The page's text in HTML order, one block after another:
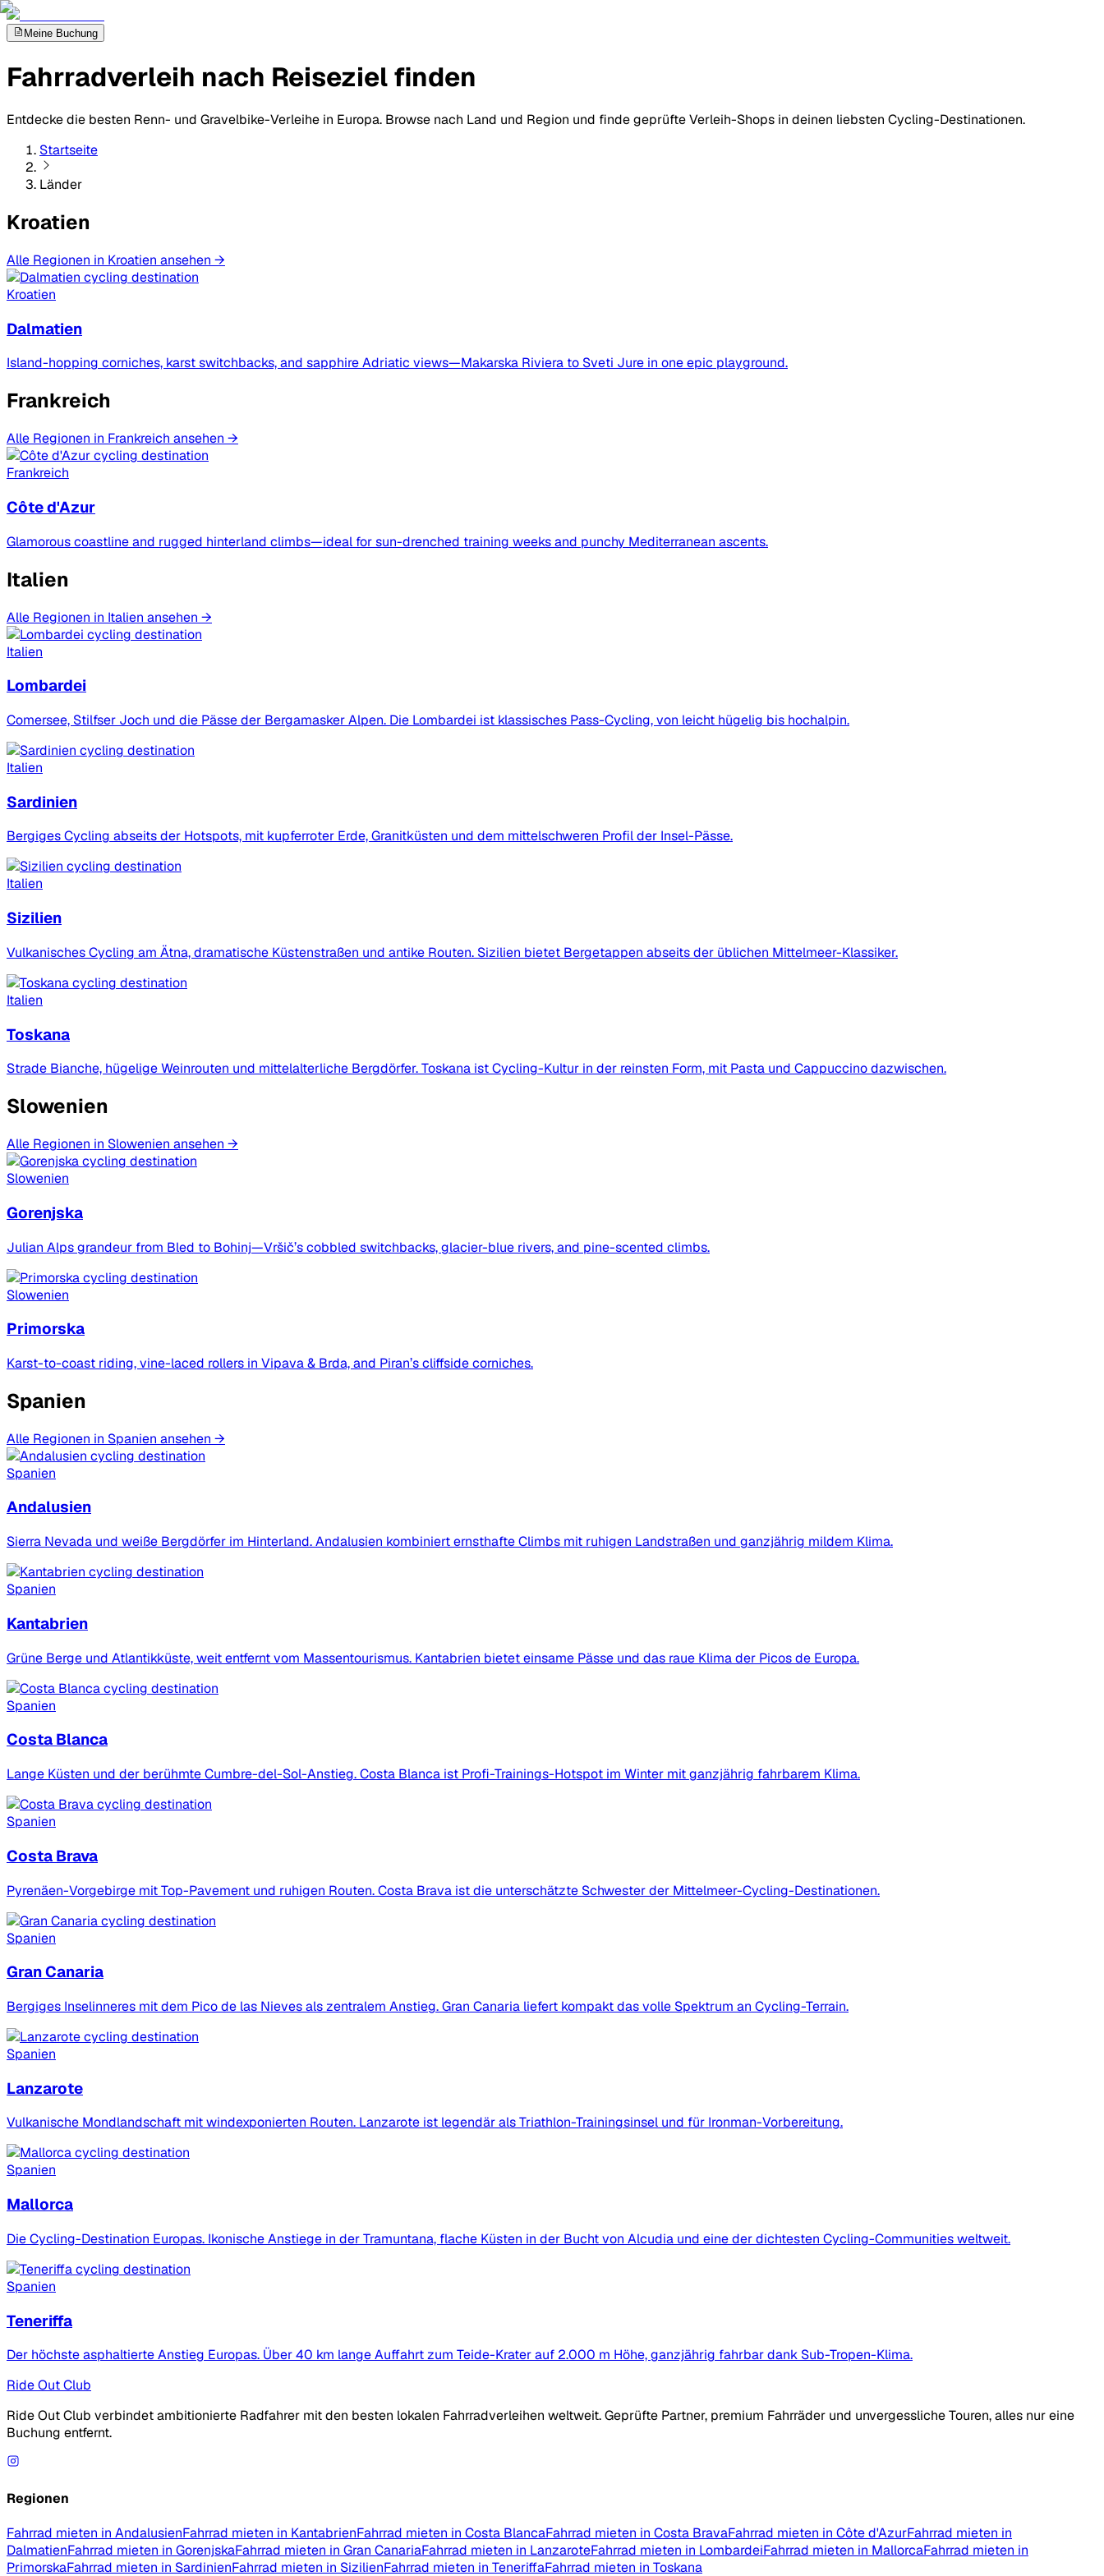
Meine Buchung
Fahrradverleih nach Reiseziel finden
Entdecke die besten Renn- und Gravelbike-Verleihe in Europa. Browse nach Land und Region und finde geprüfte Verleih-Shops in deinen liebsten Cycling-Destinationen.
Startseite
Länder
Kroatien
Alle Regionen in Kroatien ansehen →
Kroatien
Dalmatien
Island-hopping corniches, karst switchbacks, and sapphire Adriatic views—Makarska Riviera to Sveti Jure in one epic playground.
Frankreich
Alle Regionen in Frankreich ansehen →
Frankreich
Côte d'Azur
Glamorous coastline and rugged hinterland climbs—ideal for sun-drenched training weeks and punchy Mediterranean ascents.
Italien
Alle Regionen in Italien ansehen →
Italien
Lombardei
Comersee, Stilfser Joch und die Pässe der Bergamasker Alpen. Die Lombardei ist klassisches Pass-Cycling, von leicht hügelig bis hochalpin.
Italien
Sardinien
Bergiges Cycling abseits der Hotspots, mit kupferroter Erde, Granitküsten und dem mittelschweren Profil der Insel-Pässe.
Italien
Sizilien
Vulkanisches Cycling am Ätna, dramatische Küstenstraßen und antike Routen. Sizilien bietet Bergetappen abseits der üblichen Mittelmeer-Klassiker.
Italien
Toskana
Strade Bianche, hügelige Weinrouten und mittelalterliche Bergdörfer. Toskana ist Cycling-Kultur in der reinsten Form, mit Pasta und Cappuccino dazwischen.
Slowenien
Alle Regionen in Slowenien ansehen →
Slowenien
Gorenjska
Julian Alps grandeur from Bled to Bohinj—Vršič’s cobbled switchbacks, glacier-blue rivers, and pine-scented climbs.
Slowenien
Primorska
Karst-to-coast riding, vine-laced rollers in Vipava & Brda, and Piran’s cliffside corniches.
Spanien
Alle Regionen in Spanien ansehen →
Spanien
Andalusien
Sierra Nevada und weiße Bergdörfer im Hinterland. Andalusien kombiniert ernsthafte Climbs mit ruhigen Landstraßen und ganzjährig mildem Klima.
Spanien
Kantabrien
Grüne Berge und Atlantikküste, weit entfernt vom Massentourismus. Kantabrien bietet einsame Pässe und das raue Klima der Picos de Europa.
Spanien
Costa Blanca
Lange Küsten und der berühmte Cumbre-del-Sol-Anstieg. Costa Blanca ist Profi-Trainings-Hotspot im Winter mit ganzjährig fahrbarem Klima.
Spanien
Costa Brava
Pyrenäen-Vorgebirge mit Top-Pavement und ruhigen Routen. Costa Brava ist die unterschätzte Schwester der Mittelmeer-Cycling-Destinationen.
Spanien
Gran Canaria
Bergiges Inselinneres mit dem Pico de las Nieves als zentralem Anstieg. Gran Canaria liefert kompakt das volle Spektrum an Cycling-Terrain.
Spanien
Lanzarote
Vulkanische Mondlandschaft mit windexponierten Routen. Lanzarote ist legendär als Triathlon-Trainingsinsel und für Ironman-Vorbereitung.
Spanien
Mallorca
Die Cycling-Destination Europas. Ikonische Anstiege in der Tramuntana, flache Küsten in der Bucht von Alcudia und eine der dichtesten Cycling-Communities weltweit.
Spanien
Teneriffa
Der höchste asphaltierte Anstieg Europas. Über 40 km lange Auffahrt zum Teide-Krater auf 2.000 m Höhe, ganzjährig fahrbar dank Sub-Tropen-Klima.
Ride Out Club
Ride Out Club verbindet ambitionierte Radfahrer mit den besten lokalen Fahrradverleihen weltweit. Geprüfte Partner, premium Fahrräder und unvergessliche Touren, alles nur eine
Buchung entfernt.
Regionen
Fahrrad mieten in AndalusienFahrrad mieten in KantabrienFahrrad mieten in Costa BlancaFahrrad mieten in Costa BravaFahrrad mieten in Côte d'AzurFahrrad mieten in
DalmatienFahrrad mieten in GorenjskaFahrrad mieten in Gran CanariaFahrrad mieten in LanzaroteFahrrad mieten in LombardeiFahrrad mieten in MallorcaFahrrad mieten in
PrimorskaFahrrad mieten in SardinienFahrrad mieten in SizilienFahrrad mieten in TeneriffaFahrrad mieten in Toskana